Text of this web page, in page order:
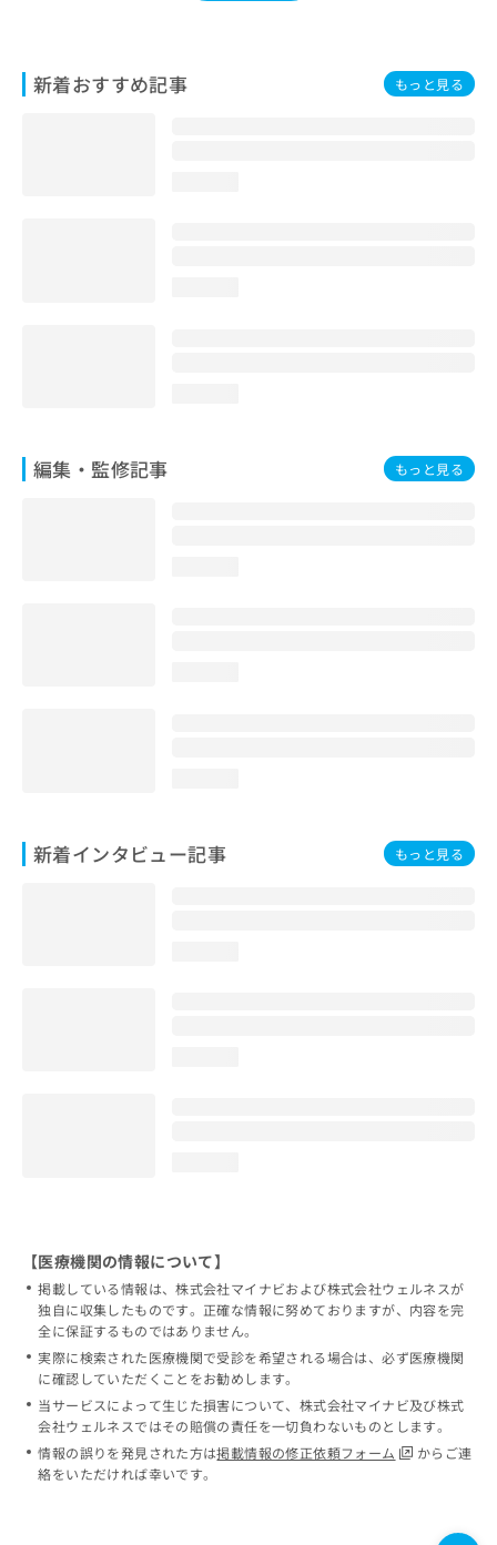
新着おすすめ記事 もっと見る
編集・監修記事 もっと見る
新着インタビュー記事 もっと見る
合
【医療機関の情報について】
掲載している情報は、株式会社マイナビおよび株式会社ウェルネスが
独自に収集したものです。正確な情報に努めておりますが、内容を完
全に保証するものではありません。
実際に検索された医療機関で受診を希望される場合は、必ず医療機関
に確認していただくことをお勧めします。
当サービスによって生じた損害について、株式会社マイナビ及び株式
会社ウェルネスではその賠償の責任を一切負わないものとします。
情報の誤りを発見された方は掲載情報の修正依頼フォーム
からご連
絡をいただければ幸いです。